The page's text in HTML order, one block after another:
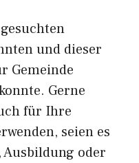
und dieser
Gemeinde
Gerne
für Ihre
seien es
Ausbildung oder